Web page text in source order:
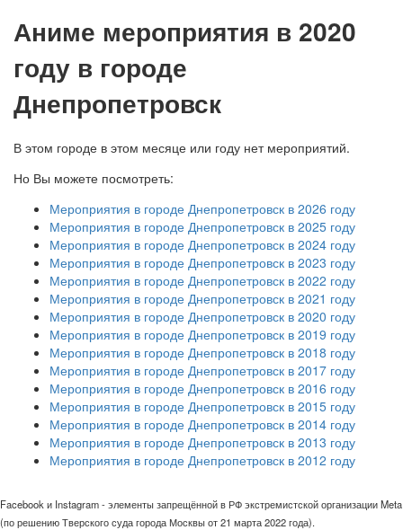
Аниме мероприятия в 2020
году в городе
Днепропетровск
В этом городе в этом месяце или году нет мероприятий.
Но Вы можете посмотреть:
Мероприятия в городе Днепропетровск в 2026 году
Мероприятия в городе Днепропетровск в 2025 году
Мероприятия в городе Днепропетровск в 2024 году
Мероприятия в городе Днепропетровск в 2023 году
Мероприятия в городе Днепропетровск в 2022 году
Мероприятия в городе Днепропетровск в 2021 году
Мероприятия в городе Днепропетровск в 2020 году
Мероприятия в городе Днепропетровск в 2019 году
Мероприятия в городе Днепропетровск в 2018 году
Мероприятия в городе Днепропетровск в 2017 году
Мероприятия в городе Днепропетровск в 2016 году
Мероприятия в городе Днепропетровск в 2015 году
Мероприятия в городе Днепропетровск в 2014 году
Мероприятия в городе Днепропетровск в 2013 году
Мероприятия в городе Днепропетровск в 2012 году
Facebook и Instagram - элементы запрещённой в РФ экстремистской организации Meta
(по решению Тверского суда города Москвы от 21 марта 2022 года).